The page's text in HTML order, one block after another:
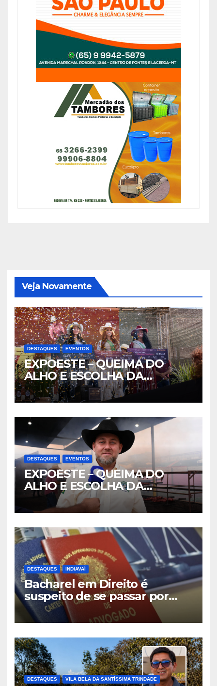
Veja Novamente
DESTAQUES EVENTOS
EXPOESTE – QUEIMA DO
ALHO E ESCOLHA DA
RAINHA- PARTE II
DESTAQUES EVENTOS
EXPOESTE – QUEIMA DO
ALHO E ESCOLHA DA
RAINHA- PARTE I
DESTAQUES INDIAVAÍ
Bacharel em Direito é
suspeito de se passar por
advogado durante
atendimento em Indiavaí
DESTAQUES VILA BELA DA SANTÍSSIMA TRINDADE